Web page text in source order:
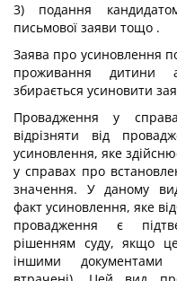
3) подання
письмової заяви тощо .
Заява про усиновлення
проживання дитини
збирається усиновити
Провадження у
відрізняти від
усиновлення, яке
у справах про
значення. У даному
факт усиновлення, яке
провадження є
рішенням суду, якщо
іншими документами